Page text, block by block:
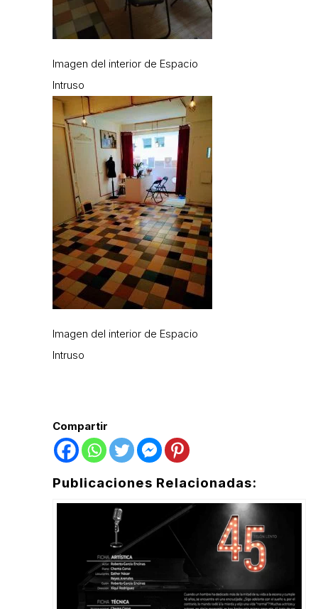
Imagen del interior de Espacio
Intruso
Imagen del interior de Espacio
Intruso
Compartir
Publicaciones Relacionadas: